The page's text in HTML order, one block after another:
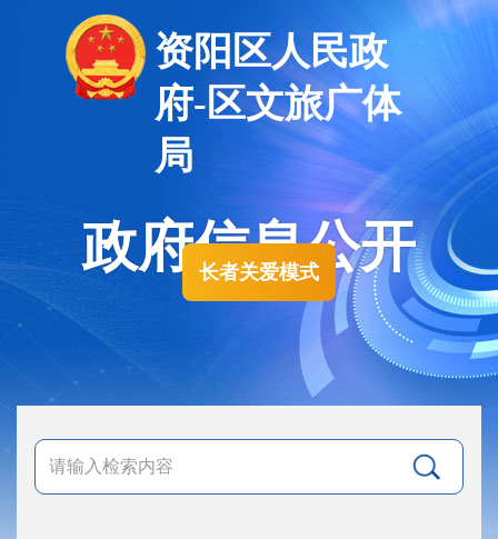
资阳区人民政
府-区文旅广体
局
政府信息公开
长者关爱模式